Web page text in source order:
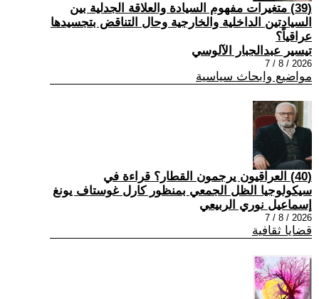
(39) متغيرات مفهوم السيادة والعلاقة الجدلية بين
السيادتين الداخلية والخارجية وحال التناقض بتجسيدها
عراقياً؟
تيسير عبدالجبار الآلوسي
2026 / 8 / 7
مواضيع وابحاث سياسية
(40) العراقيون يرجمون القطار؟ قراءة في
سيكولوجيا الظل الجمعي بمنظور كارل غوستاف يونغ
إسماعيل نوري الربيعي
2026 / 8 / 7
قضايا ثقافية